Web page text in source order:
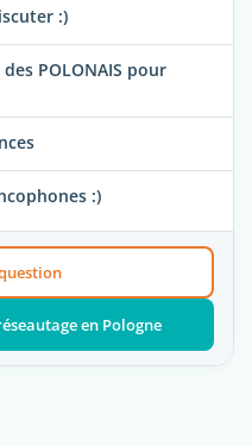
:)
POLONAIS pour
:)
en Pologne